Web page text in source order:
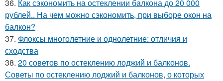
36. Как сэкономить на остеклении балкона до 20 000
рублей.. На чем можно сэкономить, при выборе окон на
балкон?
37. Флоксы многолетние и однолетние: отличия и
сходства
38. 20 советов по остеклению лоджий и балконов.
Советы по остеклению лоджий и балконов, о которых